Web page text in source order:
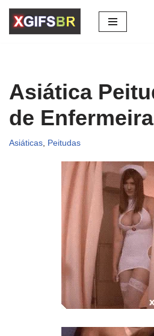
Pular
Asiática
de
Asiáticas, Peitudas